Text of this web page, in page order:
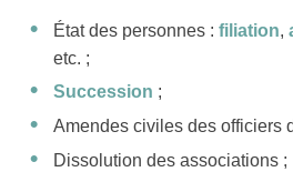
État des personnes : filiation,
etc. ;
Succession ;
Amendes civiles des officiers
Dissolution des associations ;